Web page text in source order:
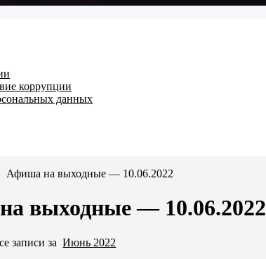
коррупции
данных
Афиша на выходные — 10.06.2022
выходные — 10.06.2022
записи заИюнь 2022